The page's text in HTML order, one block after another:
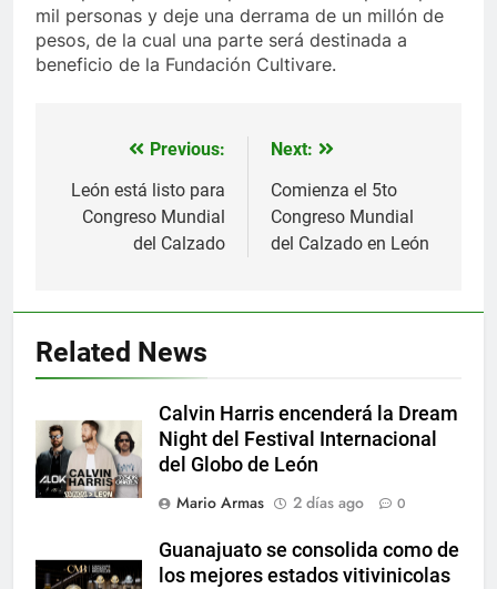
mil personas y deje una derrama de un millón de
pesos, de la cual una parte será destinada a
beneficio de la Fundación Cultivare.
Navegación
de
entradas
Previous:
León está listo para
Congreso Mundial
del Calzado
Next:
Comienza el 5to
Congreso Mundial
del Calzado en León
Related News
Calvin Harris encenderá la Dream
Night del Festival Internacional
del Globo de León
Mario Armas
2 días ago 0
Guanajuato se consolida como de
los mejores estados vitivinicolas